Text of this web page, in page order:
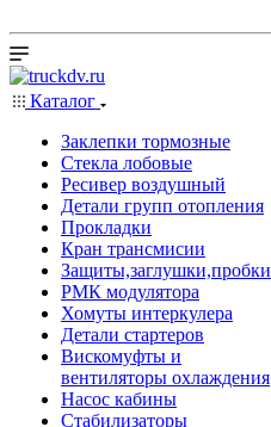
Каталог
Заклепки тормозные
Стекла лобовые
Ресивер воздушный
Детали групп отопления
Прокладки
Кран трансмисии
Защиты,заглушки,пробки
РМК модулятора
Хомуты интеркулера
Детали стартеров
Вискомуфты и
вентиляторы охлаждения
Насос кабины
Стабилизаторы